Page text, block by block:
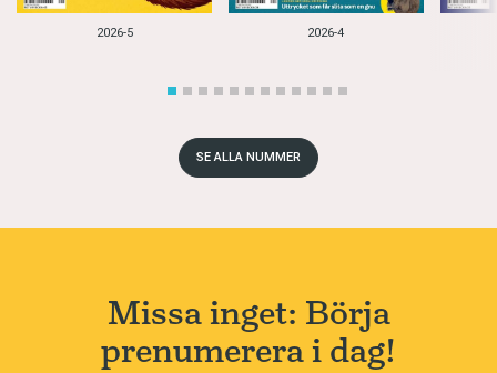
2026-5 2026-4
SE ALLA NUMMER
Missa inget: Börja
prenumerera i dag!